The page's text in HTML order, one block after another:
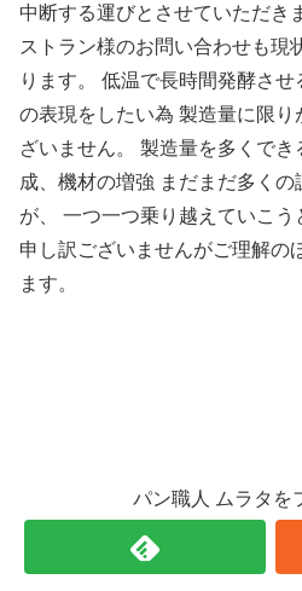
中断する運びとさせていただき
ストラン様のお問い合わせも現
ります。 低温で長時間発酵さ
の表現をしたい為 製造量に限
ざいません。 製造量を多くで
成、機材の増強 まだまだ多く
が、 一つ一つ乗り越えていこ
申し訳ございませんがご理解の
ます。
パン職人 ムラタを